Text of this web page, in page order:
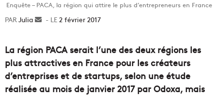
Enquête – PACA, la région qui attire le plus d’entrepreneurs en France
Julia
Envoyer2 février 2017
La région PACA serait l’une des deux régions les
plus attractives en France pour les créateurs
d’entreprises et de startups, selon une étude
réalisée au mois de janvier 2017 par Odoxa, mais